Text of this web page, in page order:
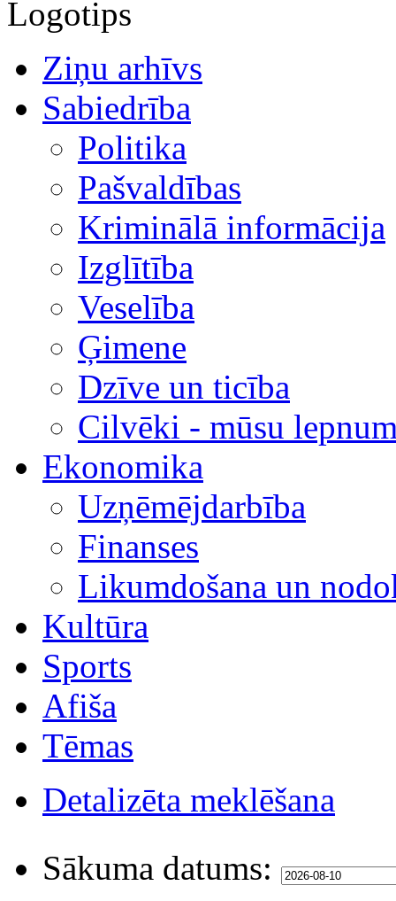
Ziņu arhīvs
Sabiedrība
Politika
Pašvaldības
Kriminālā informācija
Izglītība
Veselība
Ģimene
Dzīve un ticība
Cilvēki - mūsu
Ekonomika
Uzņēmējdarbība
Finanses
Likumdošana un
Kultūra
Sports
Afiša
Tēmas
Detalizēta meklēšana
Sākuma datums: